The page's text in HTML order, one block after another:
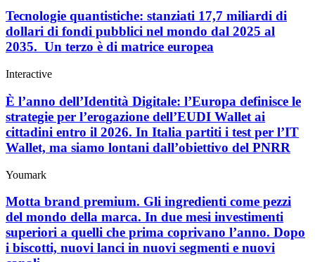
Tecnologie quantistiche: stanziati 17,7 miliardi di
dollari di fondi pubblici nel mondo dal 2025 al
2035. Un terzo è di matrice europea
Interactive
È l’anno dell’Identità Digitale: l’Europa definisce le
strategie per l’erogazione dell’EUDI Wallet ai
cittadini entro il 2026. In Italia partiti i test per l’IT
Wallet, ma siamo lontani dall’obiettivo del PNRR
Youmark
Motta brand premium. Gli ingredienti come pezzi
del mondo della marca. In due mesi investimenti
superiori a quelli che prima coprivano l’anno. Dopo
i biscotti, nuovi lanci in nuovi segmenti e nuovi